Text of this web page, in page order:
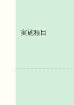
実施種目